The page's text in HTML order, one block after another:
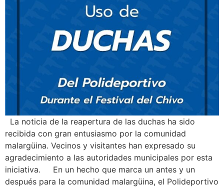
La noticia de la reapertura de las duchas ha sido
recibida con gran entusiasmo por la comunidad
malargüina. Vecinos y visitantes han expresado su
agradecimiento a las autoridades municipales por esta
iniciativa. En un hecho que marca un antes y un
después para la comunidad malargüina, el Polideportivo